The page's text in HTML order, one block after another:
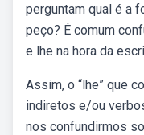
perguntam qual é a
peço? É comum
e lhe na hora da
Assim, o “lhe” que
indiretos e/ou
nos confundirmos